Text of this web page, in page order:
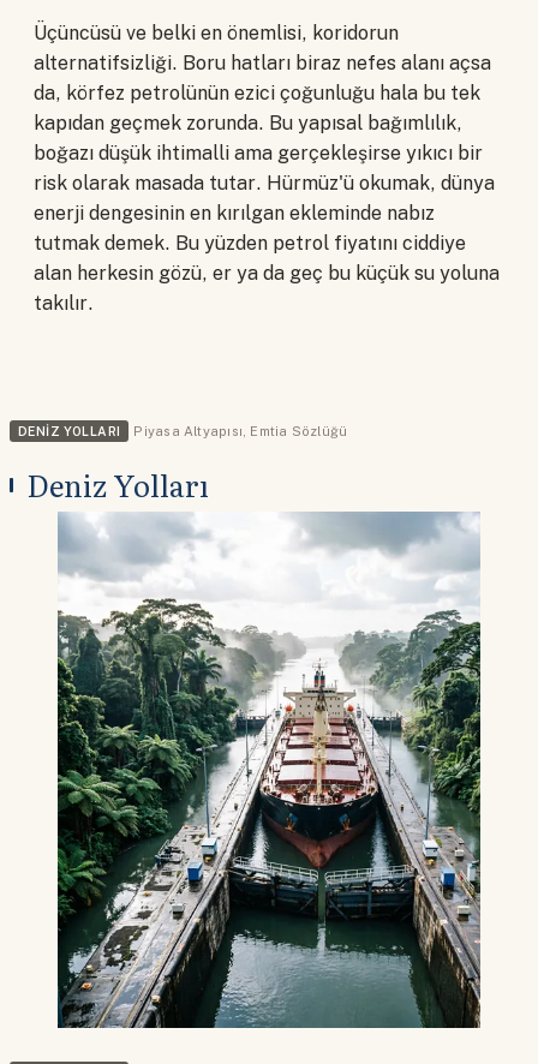
Üçüncüsü ve belki en önemlisi, koridorun
alternatifsizliği. Boru hatları biraz nefes alanı açsa
da, körfez petrolünün ezici çoğunluğu hala bu tek
kapıdan geçmek zorunda. Bu yapısal bağımlılık,
boğazı düşük ihtimalli ama gerçekleşirse yıkıcı bir
risk olarak masada tutar. Hürmüz'ü okumak, dünya
enerji dengesinin en kırılgan ekleminde nabız
tutmak demek. Bu yüzden petrol fiyatını ciddiye
alan herkesin gözü, er ya da geç bu küçük su yoluna
takılır.
DENIZ YOLLARI Piyasa Altyapısı, Emtia Sözlüğü
Deniz Yolları